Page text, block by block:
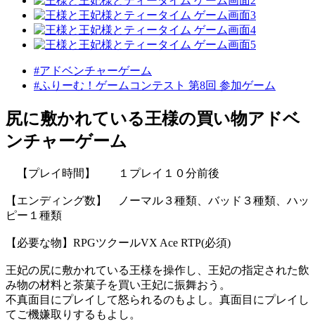
#アドベンチャーゲーム
#ふりーむ！ゲームコンテスト 第8回 参加ゲーム
尻に敷かれている王様の買い物アドベ
ンチャーゲーム
【プレイ時間】 １プレイ１０分前後
【エンディング数】 ノーマル３種類、バッド３種類、ハッ
ピー１種類
【必要な物】RPGツクールVX Ace RTP(必須)
王妃の尻に敷かれている王様を操作し、王妃の指定された飲
み物の材料と茶菓子を買い王妃に振舞おう。
不真面目にプレイして怒られるのもよし。真面目にプレイし
てご機嫌取りするもよし。